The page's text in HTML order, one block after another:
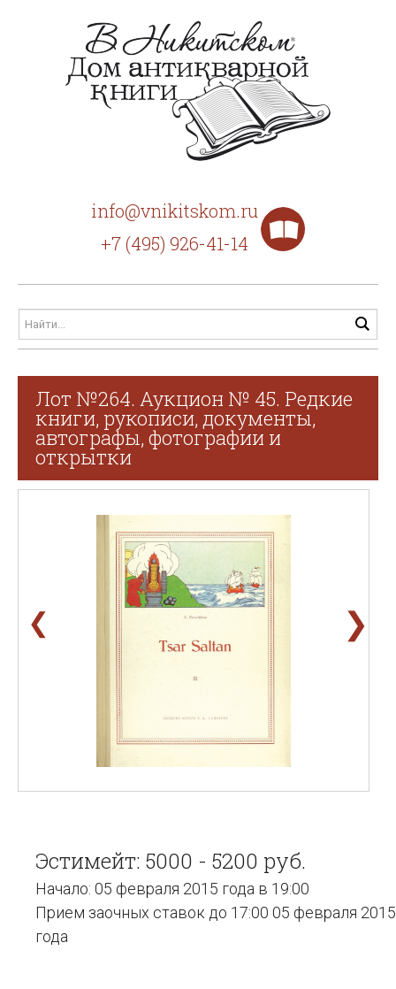
info@vnikitskom.ru
+7 (495) 926-41-14
Лот №264. Аукцион № 45. Редкие
книги, рукописи, документы,
автографы, фотографии и
открытки
❮ ❯
Эстимейт: 5000 - 5200 руб.
Начало: 05 февраля 2015 года в 19:00
Прием заочных ставок до 17:00 05 февраля 2015
года